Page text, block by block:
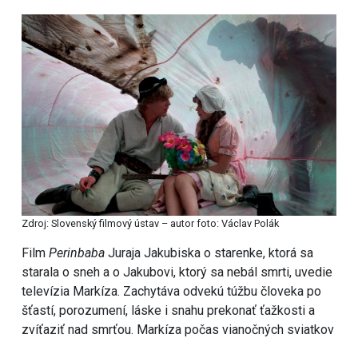
Zdroj: Slovenský filmový ústav – autor foto: Václav Polák
Film Perinbaba Juraja Jakubiska o starenke, ktorá sa
starala o sneh a o Jakubovi, ktorý sa nebál smrti, uvedie
televízia Markíza. Zachytáva odvekú túžbu človeka po
šťastí, porozumení, láske i snahu prekonať ťažkosti a
zvíťaziť nad smrťou. Markíza počas vianočných sviatkov